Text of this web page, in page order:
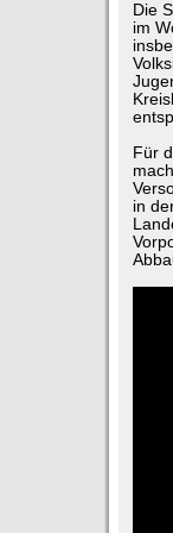
Die
im
Für
in